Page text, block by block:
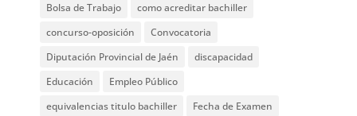
Bolsa de Trabajo
como acreditar bachiller
concurso-oposición
Convocatoria
Diputación Provincial de Jaén
discapacidad
Educación
Empleo Público
equivalencias titulo bachiller
Fecha de Examen